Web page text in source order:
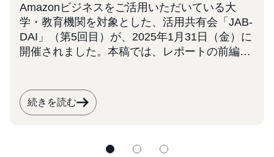
Amazonビジネスをご活用いただいている大
学・教育機関を対象とした、活用共有会「JAB-
DAI」（第5回目）が、2025年1月31日（金）に
開催されました。本稿では、レポートの前編と
学・学校法人での業務効率化にご関心をお持ち
の皆様は、ぜひ本事例を参考に、次回の共有会
続きを読む